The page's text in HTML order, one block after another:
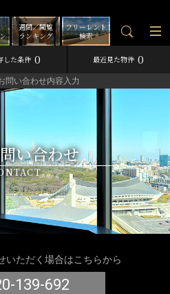
フリーレント
検索
週間／閲覧
ランキング
した条件 0 最近見た物件 0
問い合わせ内容入力
い合わせ
いただく場合はこちらから
139-692